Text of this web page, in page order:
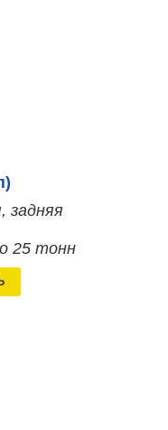
задняя
25 тонн